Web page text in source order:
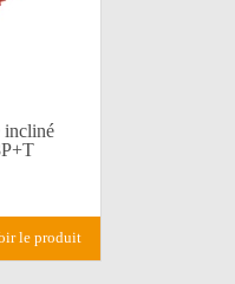
incliné
le produit